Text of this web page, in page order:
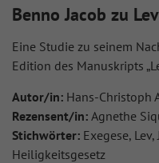
Benno Jacob zu
Eine Studie zu seinem
Edition des Manuskripts
Autor/in: Hans-Christoph
Rezensent/in: Agnethe
Stichwörter: Exegese,
Heiligkeitsgesetz